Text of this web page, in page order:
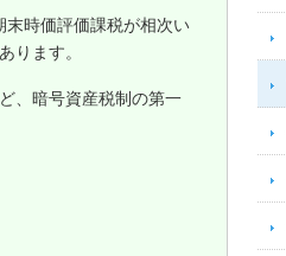
時価評価課税が相次い
ります。
、暗号資産税制の第一